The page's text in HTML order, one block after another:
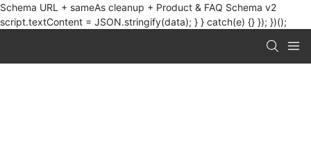
Schema URL + sameAs cleanup + Product & FAQ Schema v2
script.textContent = JSON.stringify(data); } } catch(e) {} }); })();